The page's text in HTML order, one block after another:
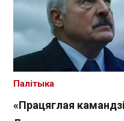
«Працяглая
Палітыка